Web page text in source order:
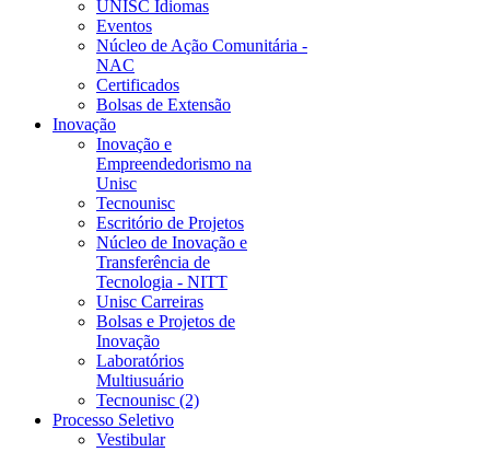
UNISC Idiomas
Eventos
Núcleo de Ação Comunitária -
NAC
Certificados
Bolsas de Extensão
Inovação
Inovação e
Empreendedorismo na
Unisc
Tecnounisc
Escritório de Projetos
Núcleo de Inovação e
Transferência de
Tecnologia - NITT
Unisc Carreiras
Bolsas e Projetos de
Inovação
Laboratórios
Multiusuário
Tecnounisc (2)
Processo Seletivo
Vestibular